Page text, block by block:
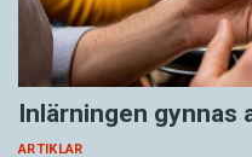
Inlärningen gynnas
ARTIKLAR